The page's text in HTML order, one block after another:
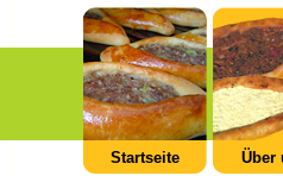
Startseite Über